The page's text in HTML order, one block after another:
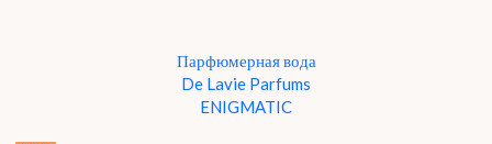
Парфюмерная вода
De Lavie Parfums
ENIGMATIC